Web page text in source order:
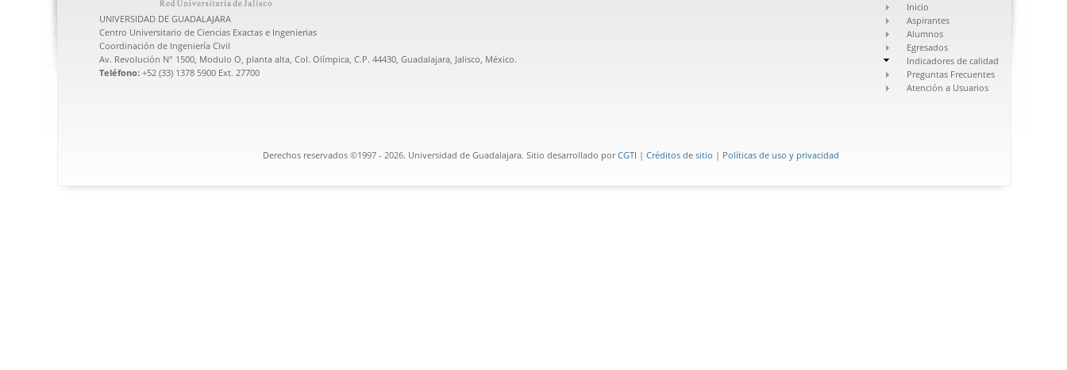
UNIVERSIDAD DE GUADALAJARA
Centro Universitario de Ciencias Exactas e Ingenierias
Coordinación de Ingeniería Civil
Av. Revolución N° 1500, Modulo O, planta alta, Col. Olímpica, C.P. 44430, Guadalajara, Jalisco, México.
Teléfono: +52 (33) 1378 5900 Ext. 27700
Inicio
Aspirantes
Alumnos
Egresados
Indicadores de calidad
Preguntas Frecuentes
Atención a Usuarios
Derechos reservados ©1997 - 2026. Universidad de Guadalajara. Sitio desarrollado porCGTI | Créditos de sitio | Políticas de uso y privacidad